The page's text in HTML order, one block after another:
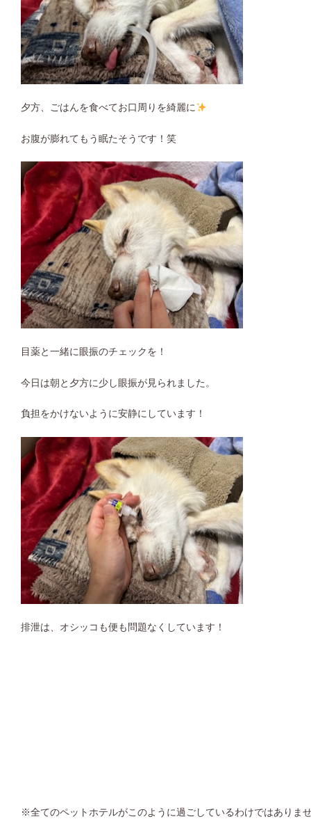
夕方、ごはんを食べてお口周りを綺麗に
お腹が膨れてもう眠たそうです！笑
目薬と一緒に眼振のチェックを！
今日は朝と夕方に少し眼振が見られました。
負担をかけないように安静にしています！
排泄は、オシッコも便も問題なくしています！
※全てのペットホテルがこのように過ごしているわけではありま